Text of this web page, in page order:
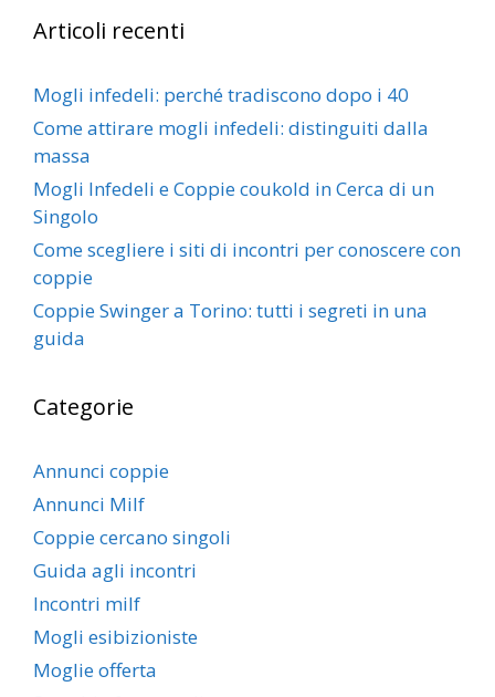
Articoli recenti
Mogli infedeli: perché tradiscono dopo i 40
Come attirare mogli infedeli: distinguiti dalla
massa
Mogli Infedeli e Coppie coukold in Cerca di un
Singolo
Come scegliere i siti di incontri per conoscere con
coppie
Coppie Swinger a Torino: tutti i segreti in una
guida
Categorie
Annunci coppie
Annunci Milf
Coppie cercano singoli
Guida agli incontri
Incontri milf
Mogli esibizioniste
Moglie offerta